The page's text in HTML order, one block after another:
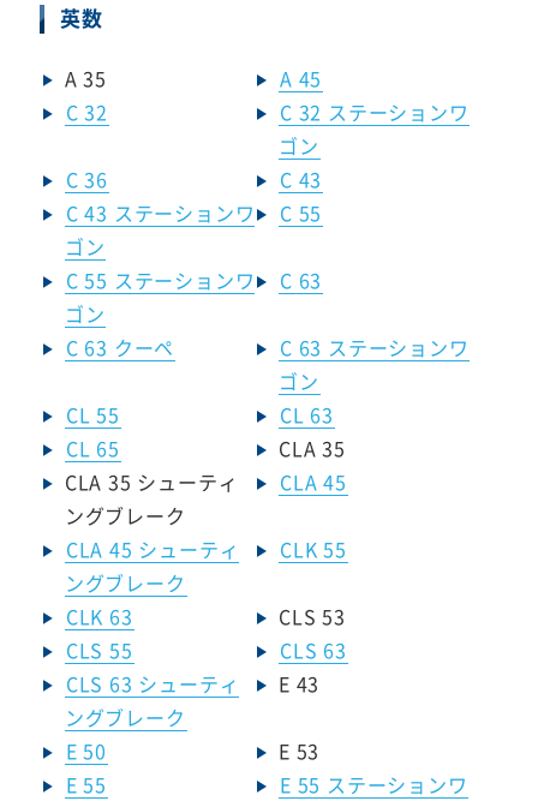
英数
A 35
A 45
C 32
C 32 ステーションワ
ゴン
C 36
C 43
C 43 ステーションワ
ゴン
C 55
C 55 ステーションワ
ゴン
C 63
C 63 クーペ
C 63 ステーションワ
ゴン
CL 55
CL 63
CL 65
CLA 35
CLA 35 シューティ
ングブレーク
CLA 45
CLA 45 シューティ
ングブレーク
CLK 55
CLK 63
CLS 53
CLS 55
CLS 63
CLS 63 シューティ
ングブレーク
E 43
E 50
E 53
E 55
E 55 ステーションワ